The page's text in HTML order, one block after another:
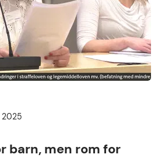
barn, men rom for
2025